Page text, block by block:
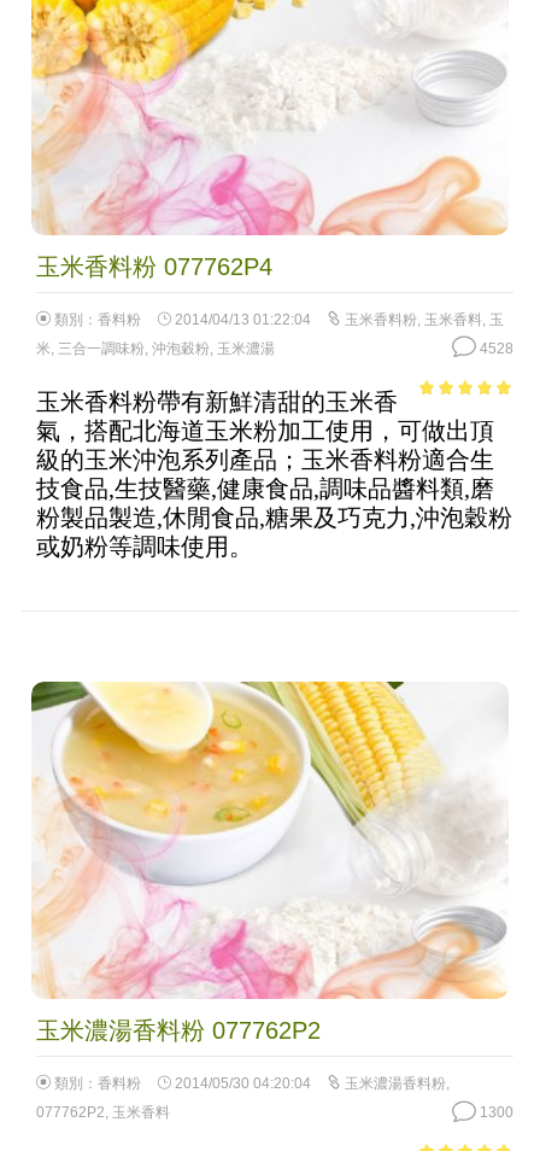
玉米香料粉 077762P4
類別： 香料粉 2014/04/13 01:22:04 玉米香料粉, 玉米香料, 玉
米, 三合一調味粉, 沖泡穀粉, 玉米濃湯 4528
5
玉米香料粉帶有新鮮清甜的玉米香
氣，搭配北海道玉米粉加工使用，可做出頂
級的玉米沖泡系列產品；玉米香料粉適合生
技食品,生技醫藥,健康食品,調味品醬料類,磨
粉製品製造,休閒食品,糖果及巧克力,沖泡穀粉
或奶粉等調味使用。
玉米濃湯香料粉 077762P2
類別： 香料粉 2014/05/30 04:20:04 玉米濃湯香料粉,
077762P2, 玉米香料 1300